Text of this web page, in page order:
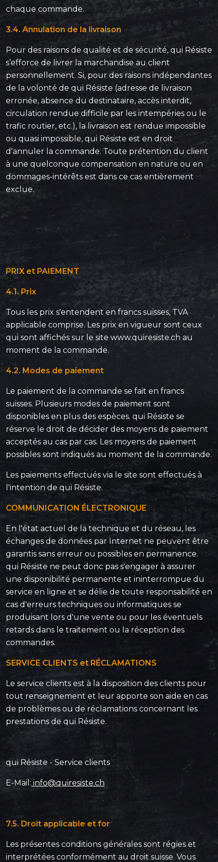
chaque commande.
3.4. Annulation de la livraison
Pour des raisons de qualité et de sécurité, qui Résiste
s’efforce de livrer la marchandise au client
personnellement. Si, pour des raisons indépendantes
de la volonté de qui Résiste (adresse de livraison
erronée, absence du destinataire, accès interdit,
circulation rendue difficile par les intempéries ou le
trafic routier, etc.), la livraison est rendue impossible
ou quasi impossible, qui Résiste est en droit
d'annuler la commande. Toute prétention du client
à une quelconque compensation en nature ou en
dommages-intérêts est dans ce cas entièrement
exclue.
PRIX et PAIEMENT
4.1. Prix
Tous les prix s'entendent en francs suisses, TVA
applicable comprise. Les prix en vigueur sont ceux
qui sont affichés sur le site www.quiresiste.ch au
moment de la commande.
4.2. Modes de paiement
Le paiement de la commande se fait en francs
suisses. Plusieurs modes de paiement sont
disponibles en plus des espèces. qui Résiste se
réserve le droit de décider des moyens de paiement
acceptés au cas par cas. Les moyens de paiement
possibles sont indiqués au moment de la commande.
Les paiements effectués via le site sont effectués à
l'intention de qui Résiste.
COMMUNICATION ÉLECTRONIQUE
En l'état actuel de la technique et du réseau, les
échanges de données par Internet ne peuvent être
garantis sans erreur ou possibles en permanence.
qui Résiste ne peut donc pas s'engager à assurer
une disponibilité permanente et ininterrompue du
service en ligne et se délie de toute responsabilité en
cas d'erreurs techniques ou informatiques se
produisant lors d'une vente ou pour les éventuels
retards dans le traitement ou la réception des
commandes.
SERVICE CLIENTS et RÉCLAMATIONS
Le service clients est à la disposition des clients pour
tout renseignement et leur apporte son aide en cas
de problèmes ou de réclamations concernant les
prestations de qui Résiste.
qui Résiste - Service clients
E-Mail: info@quiresiste.ch
7.5. Droit applicable et for
Les présentes conditions générales sont régies et
interprétées conformément au droit suisse. Vous